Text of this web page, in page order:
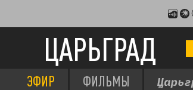
ЦАРЬГРАД
ЭФИР ФИЛЬМЫ